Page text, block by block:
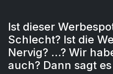
Ist dieser
Schlecht? Ist die
Nervig? …? Wir
auch? Dann sagt